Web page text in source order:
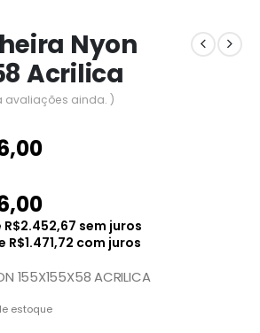
Nyon
Acrilica
avaliações ainda. )
R$2.452,67 sem juros
R$1.471,72 com juros
155X155X58 ACRILICA
estoque